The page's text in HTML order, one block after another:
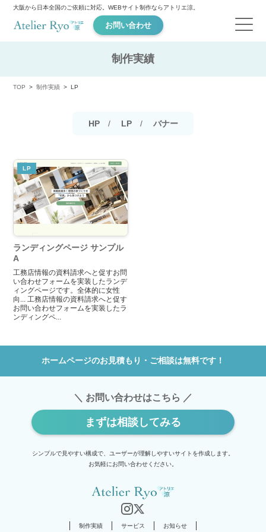
大阪から日本全国のご依頼に対応。WEBサイト制作ならアトリエ涼。
お問い合わせ
制作実績
TOP 制作実績 LP
HP LP バナー
LP
ランディングページ サンプル
A
工務店情報の資料請求へと促すお問
い合わせフォームを実装したランデ
ィングページです。全体的に女性
向... 工務店情報の資料請求へと促す
お問い合わせフォームを実装したラ
ンディングペ...
ホームページのお見積もり・ご相談は無料です！
＼ お問い合わせはこちら ／
まずは相談してみる
シンプルで見やすい構成で、ユーザーが理解しやすいサイトを作成します。
お気軽にお問い合わせください。
制作実績 サービス お知らせ